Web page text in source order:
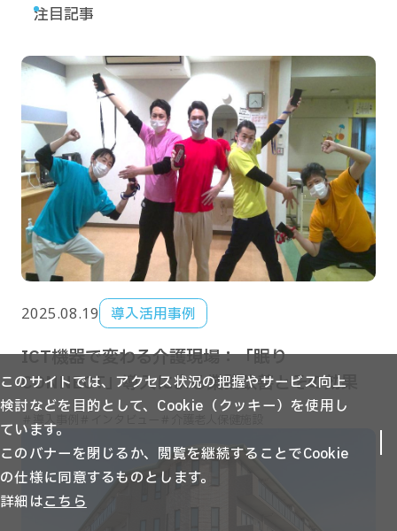
このサイトでは、アクセス状況の把握やサービス向上
検討などを目的として、Cookie（クッキー）を使用し
ています。
このバナーを閉じるか、閲覧を継続することでCookie
の仕様に同意するものとします。
詳細はこちら
注目記事
2025.08.19 導入活用事例
ICT機器で変わる介護現場：「眠り
CONNECT」導入による業務改善とその効果
＃導入事例